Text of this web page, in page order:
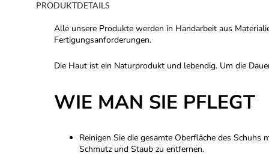
PRODUKTDETAILS
Alle unsere Produkte werden in Handarbeit aus
Fertigungsanforderungen.
Die Haut ist ein Naturprodukt und lebendig. Um die
WIE MAN SIE PFLEGT
Reinigen Sie die gesamte Oberfläche des
Schmutz und Staub zu entfernen.